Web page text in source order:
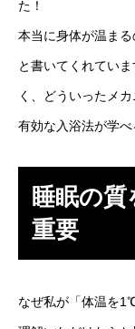
た！
本当に身体が温まる
と書いてくれてい
く、どういったメ
有効な入浴法が学べ
睡眠の
重要
なぜ私が「体温を